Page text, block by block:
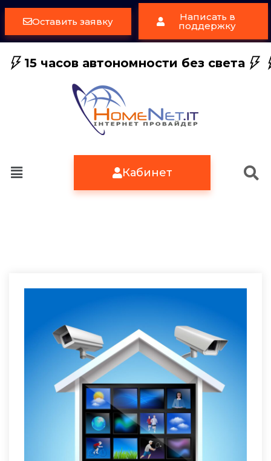
Оставить заявку Написать в
поддержку
15 часов автономности без света
Кабинет